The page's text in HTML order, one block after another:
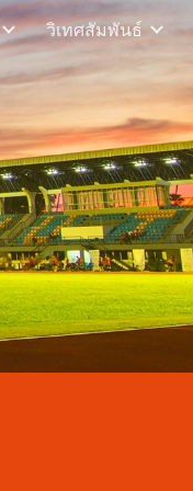
วิเทศสัมพันธ์